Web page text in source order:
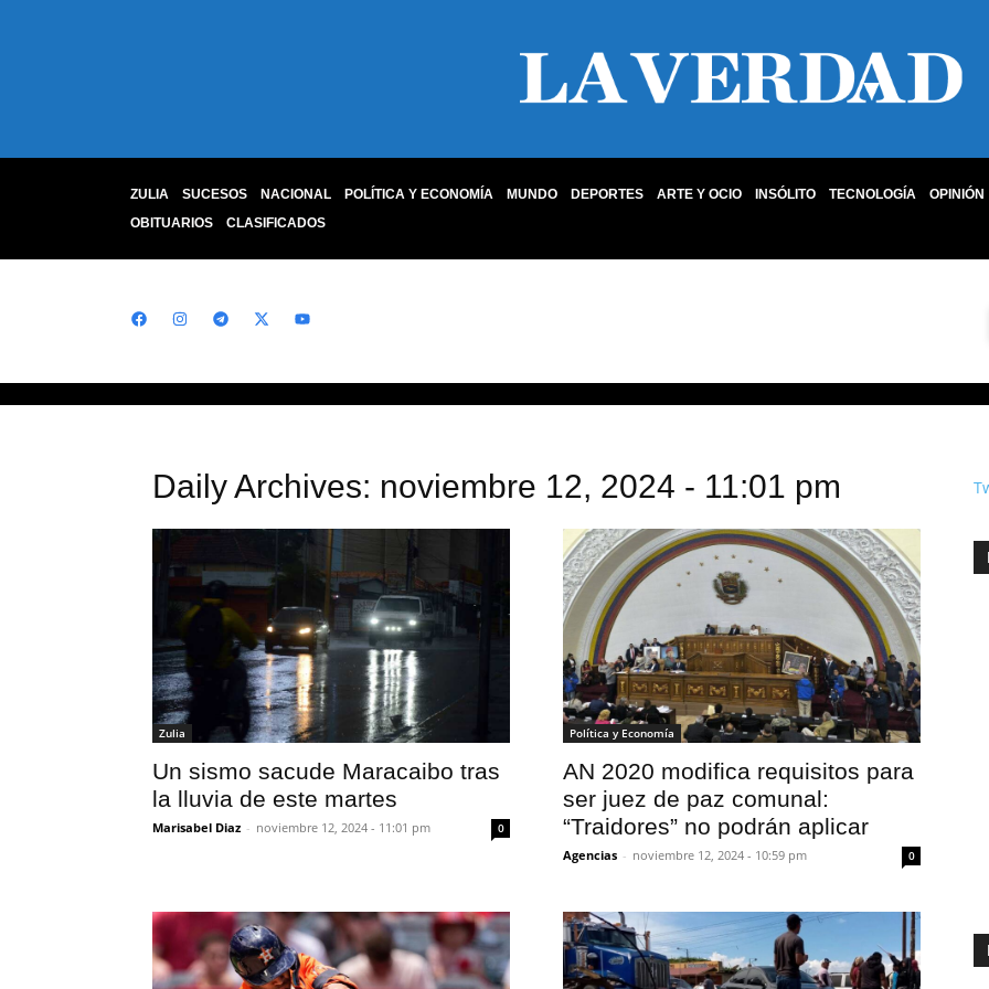
ZULIA SUCESOS NACIONAL POLÍTICA Y ECONOMÍA MUNDO DEPORTES ARTE Y OCIO INSÓLITO TECNOLOGÍA OPINIÓN
OBITUARIOS
CLASIFICADOS
Daily Archives: noviembre 12, 2024 - 11:01 pm
Zulia
Un sismo sacude Maracaibo tras
la lluvia de este martes
Marisabel Diaz - noviembre 12, 2024 - 11:01 pm 0
Política y Economía
AN 2020 modifica requisitos para
ser juez de paz comunal:
“Traidores” no podrán aplicar
Agencias - noviembre 12, 2024 - 10:59 pm 0